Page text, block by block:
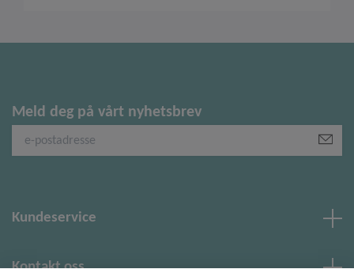
Meld deg på vårt nyhetsbrev
Kundeservice